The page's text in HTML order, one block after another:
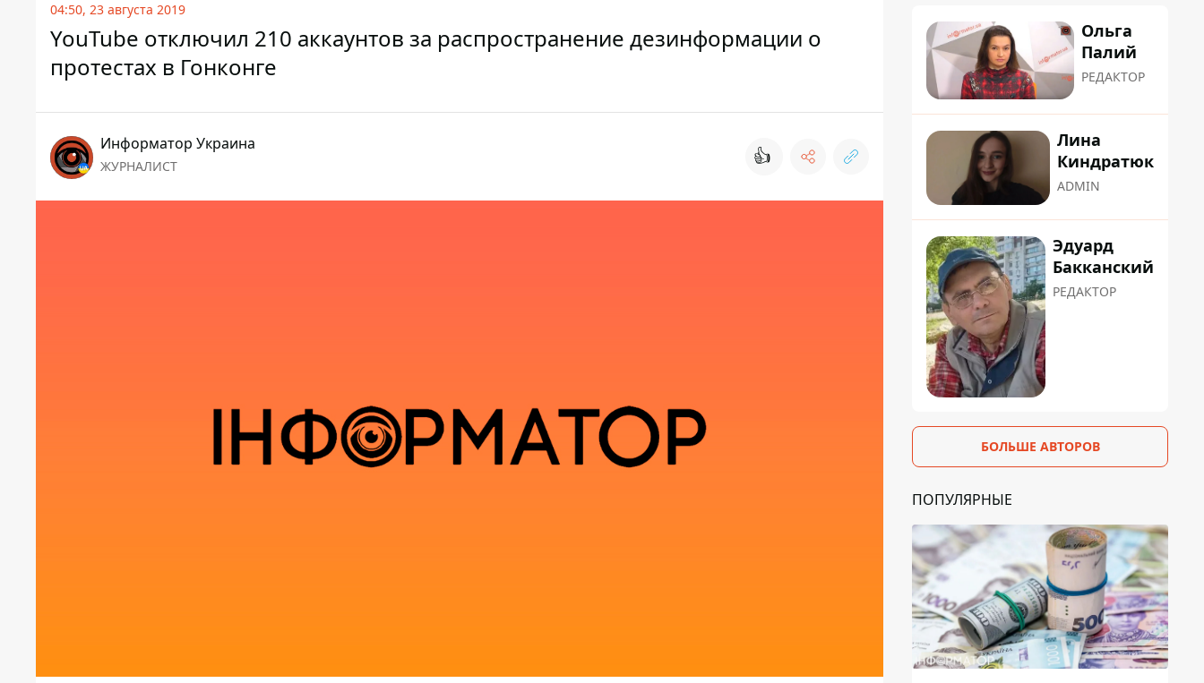
04:50, 23 августа 2019
YouTube отключил 210 аккаунтов за распространение дезинформации о
протестах в Гонконге
Информатор Украина
ЖУРНАЛИСТ 👍
Ольга
Палий
РЕДАКТОР
Лина
Киндратюк
ADMIN
Эдуард
Бакканский
РЕДАКТОР
БОЛЬШЕ АВТОРОВ
ПОПУЛЯРНЫЕ